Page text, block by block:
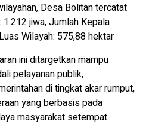
Desa Bolitan tercatat
jiwa, Jumlah Kepala
Wilayah: 575,88 hektar
ini ditargetkan mampu
pelayanan publik,
di tingkat akar rumput,
yang berbasis pada
masyarakat setempat.